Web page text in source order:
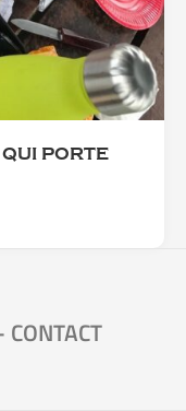
PORTE
CONTACT